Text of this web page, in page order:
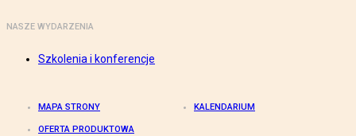
NASZE WYDARZENIA
Szkolenia i konferencje
MAPA STRONY KALENDARIUM
OFERTA PRODUKTOWA